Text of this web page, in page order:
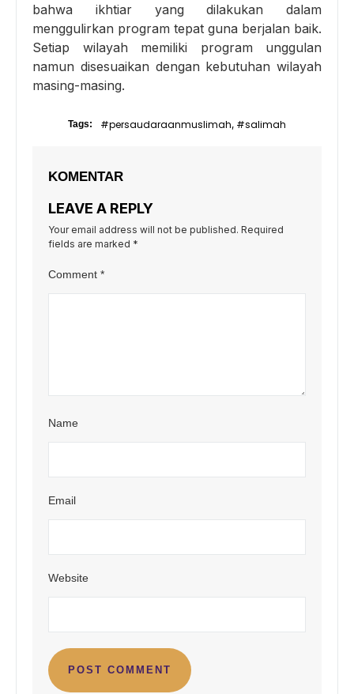
bahwa ikhtiar yang dilakukan dalam
menggulirkan program tepat guna berjalan baik.
Setiap wilayah memiliki program unggulan
namun disesuaikan dengan kebutuhan wilayah
masing-masing.
Tags: #persaudaraanmuslimah, #salimah
KOMENTAR
LEAVE A REPLY
Your email address will not be published. Required
fields are marked *
Comment *
Name
Email
Website